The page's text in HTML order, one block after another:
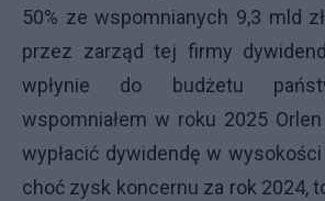
50% ze wspomnianych 9,3 mld
przez zarząd tej firmy
wpłynie do budżetu
wspomniałem w roku 2025
wypłacić dywidendę w wysokości
choć zysk koncernu za rok 2024,